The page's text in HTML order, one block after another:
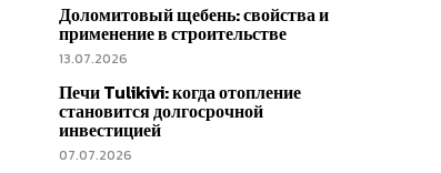
Доломитовый щебень: свойства и
применение в строительстве
13.07.2026
Печи Tulikivi: когда отопление
становится долгосрочной
инвестицией
07.07.2026